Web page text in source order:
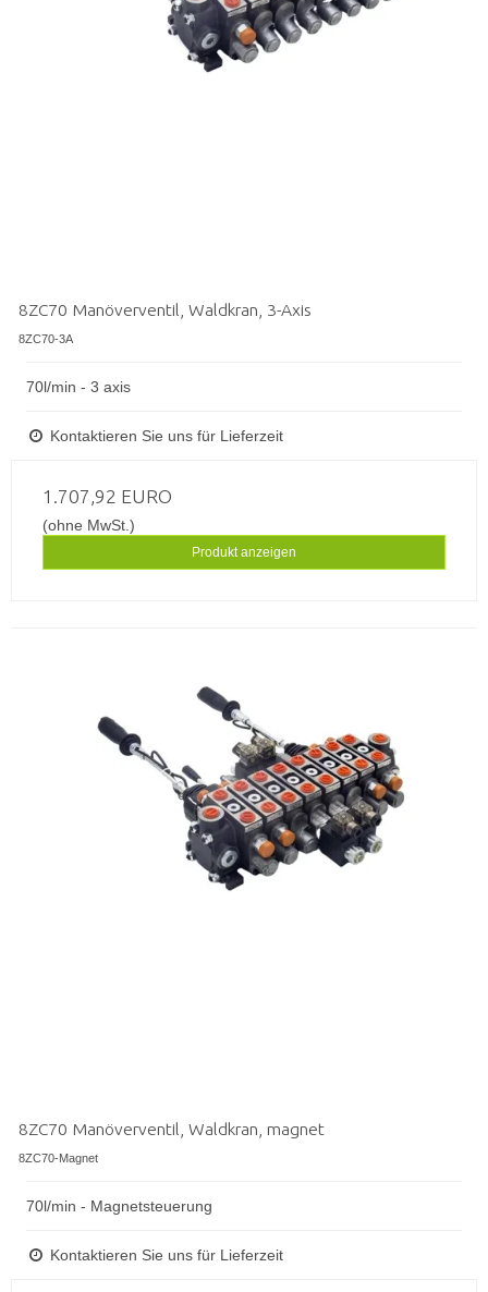
8ZC70 Manöverventil, Waldkran, 3-Axis
8ZC70-3A
70l/min - 3 axis
Kontaktieren Sie uns für Lieferzeit
1.707,92 EURO
(ohne MwSt.)
Produkt anzeigen
8ZC70 Manöverventil, Waldkran, magnet
8ZC70-Magnet
70l/min - Magnetsteuerung
Kontaktieren Sie uns für Lieferzeit